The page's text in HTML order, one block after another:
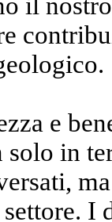
e
solo in
I